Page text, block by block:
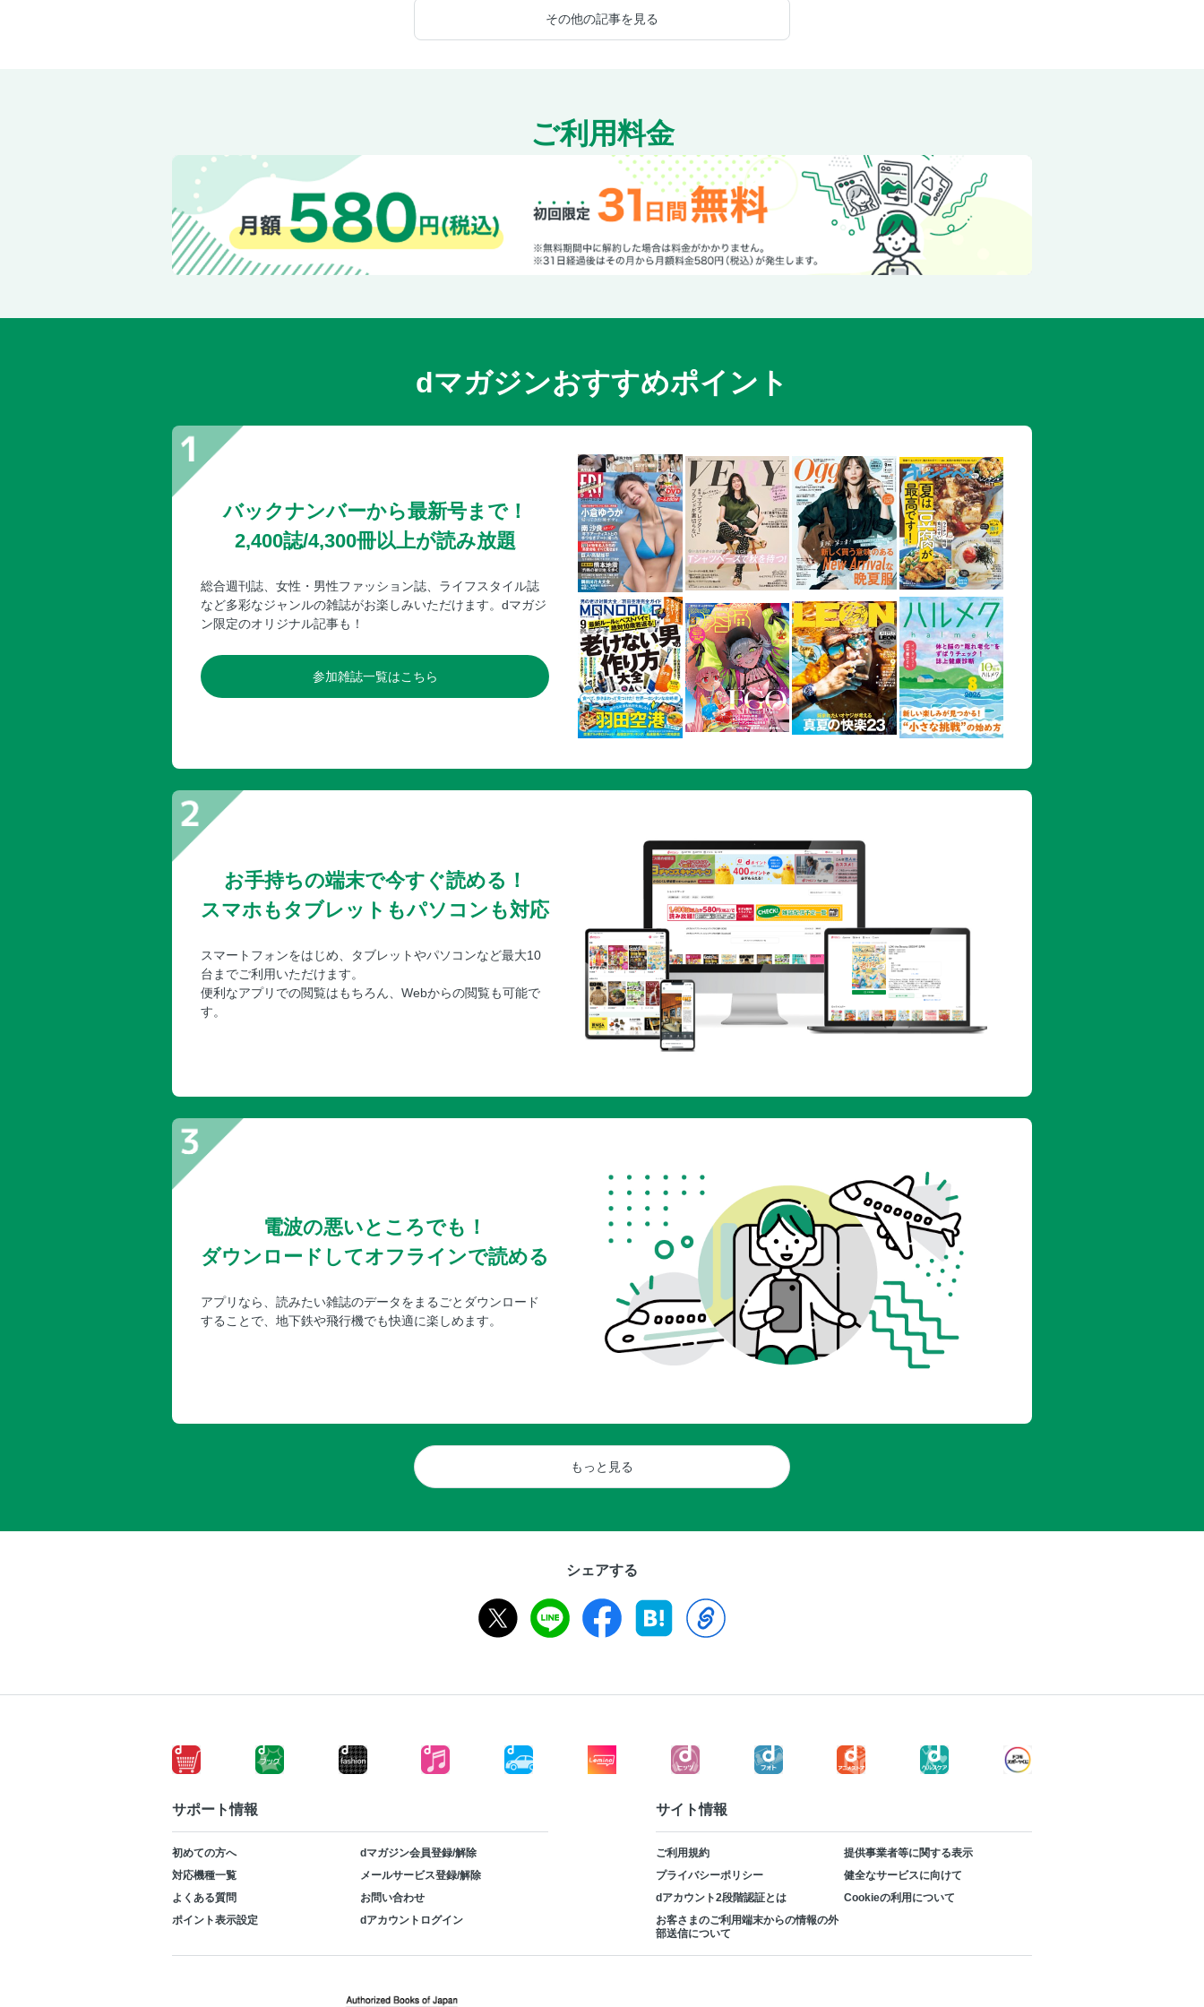
その他の記事を見る
ご利用料金
dマガジンおすすめポイント
バックナンバーから最新号まで！
2,400誌/4,300冊以上が読み放題
総合週刊誌、女性・男性ファッション誌、ライフスタイル誌
など多彩なジャンルの雑誌がお楽しみいただけます。dマガジ
ン限定のオリジナル記事も！
参加雑誌一覧はこちら
お手持ちの端末で今すぐ読める！
スマホもタブレットもパソコンも対応
スマートフォンをはじめ、タブレットやパソコンなど最大10
台までご利用いただけます。
便利なアプリでの閲覧はもちろん、Webからの閲覧も可能で
す。
電波の悪いところでも！
ダウンロードしてオフラインで読める
アプリなら、読みたい雑誌のデータをまるごとダウンロード
することで、地下鉄や飛行機でも快適に楽しめます。
もっと見る
シェアする
サポート情報
初めての方へ
dマガジン会員登録/解除
対応機種一覧
メールサービス登録/解除
よくある質問
お問い合わせ
ポイント表示設定
dアカウントログイン
サイト情報
ご利用規約
提供事業者等に関する表示
プライバシーポリシー
健全なサービスに向けて
dアカウント2段階認証とは
Cookieの利用について
お客さまのご利用端末からの情報の外
部送信について